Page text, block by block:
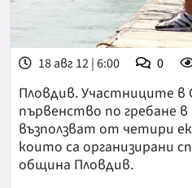
18 авг 12 | 6:00 0
Пловдив. Участниците
първенство по гребане
възползват от четири
които са организирани
община Пловдив.